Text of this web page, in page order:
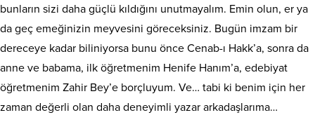
bunların sizi daha güçlü kıldığını unutmayalım. Emin olun, er ya
da geç emeğinizin meyvesini göreceksiniz. Bugün imzam bir
dereceye kadar biliniyorsa bunu önce Cenab-ı Hakk’a, sonra da
anne ve babama, ilk öğretmenim Henife Hanım’a, edebiyat
öğretmenim Zahir Bey’e borçluyum. Ve… tabi ki benim için her
zaman değerli olan daha deneyimli yazar arkadaşlarıma…